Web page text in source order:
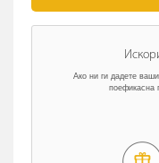
Ако ни ги дадете
поефикасна